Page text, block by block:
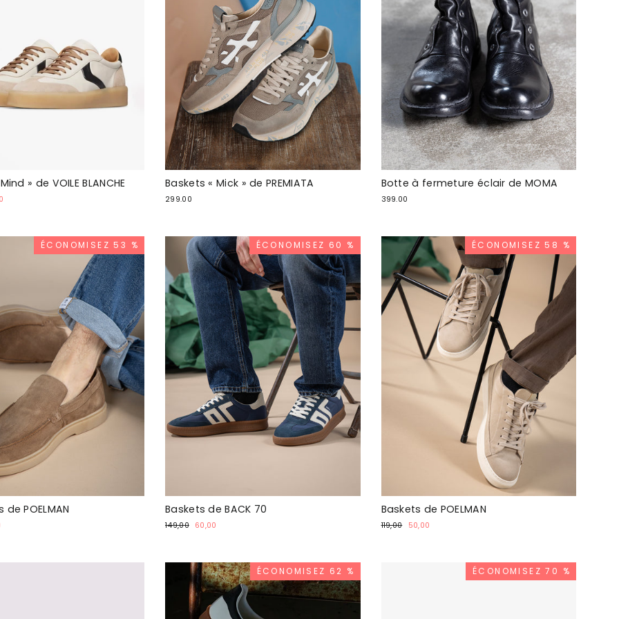
» de VOILE BLANCHE Baskets « Mick » de PREMIATA
299.00
Botte à fermeture éclair de MOMA
399.00
ÉCONOMISEZ 53 %
POELMAN
ÉCONOMISEZ 60 %
Baskets de BACK 70
Prix
149,00
Prix
60,00
ÉCONOMISEZ 58 %
Baskets de POELMAN
Prix
119,00
Prix
50,00
ÉCONOMISEZ 62 % ÉCONOMISEZ 70 %